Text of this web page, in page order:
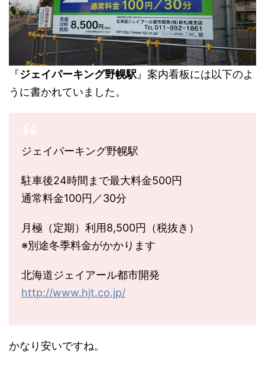
『ジェイパーキング野幌駅 』案内看板には以下のよ
うに書かれていました。
ジェイパーキング野幌駅
駐車後24時間まで最大料金500円
通常料金100円／30分
月極（定期）利用8,500円（税抜き）
※別途冬季料金がかかります
北海道ジェイアール都市開発
http://www.hjt.co.jp/
かなり安いですね。